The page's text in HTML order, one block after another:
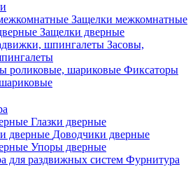
Защелки межкомнатные
Защелки дверные
Засовы,
Фиксаторы
Глазки дверные
Доводчики дверные
Упоры дверные
Фурнитура